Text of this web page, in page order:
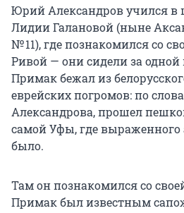
Юрий Александров учился в
Лидии Галановой (ныне
№ 11), где познакомился со
Ривой — они сидели за одной
Примак бежал из
еврейских погромов: по
Александрова, прошел
самой Уфы, где
было.
Там он познакомился со
Примак был известным